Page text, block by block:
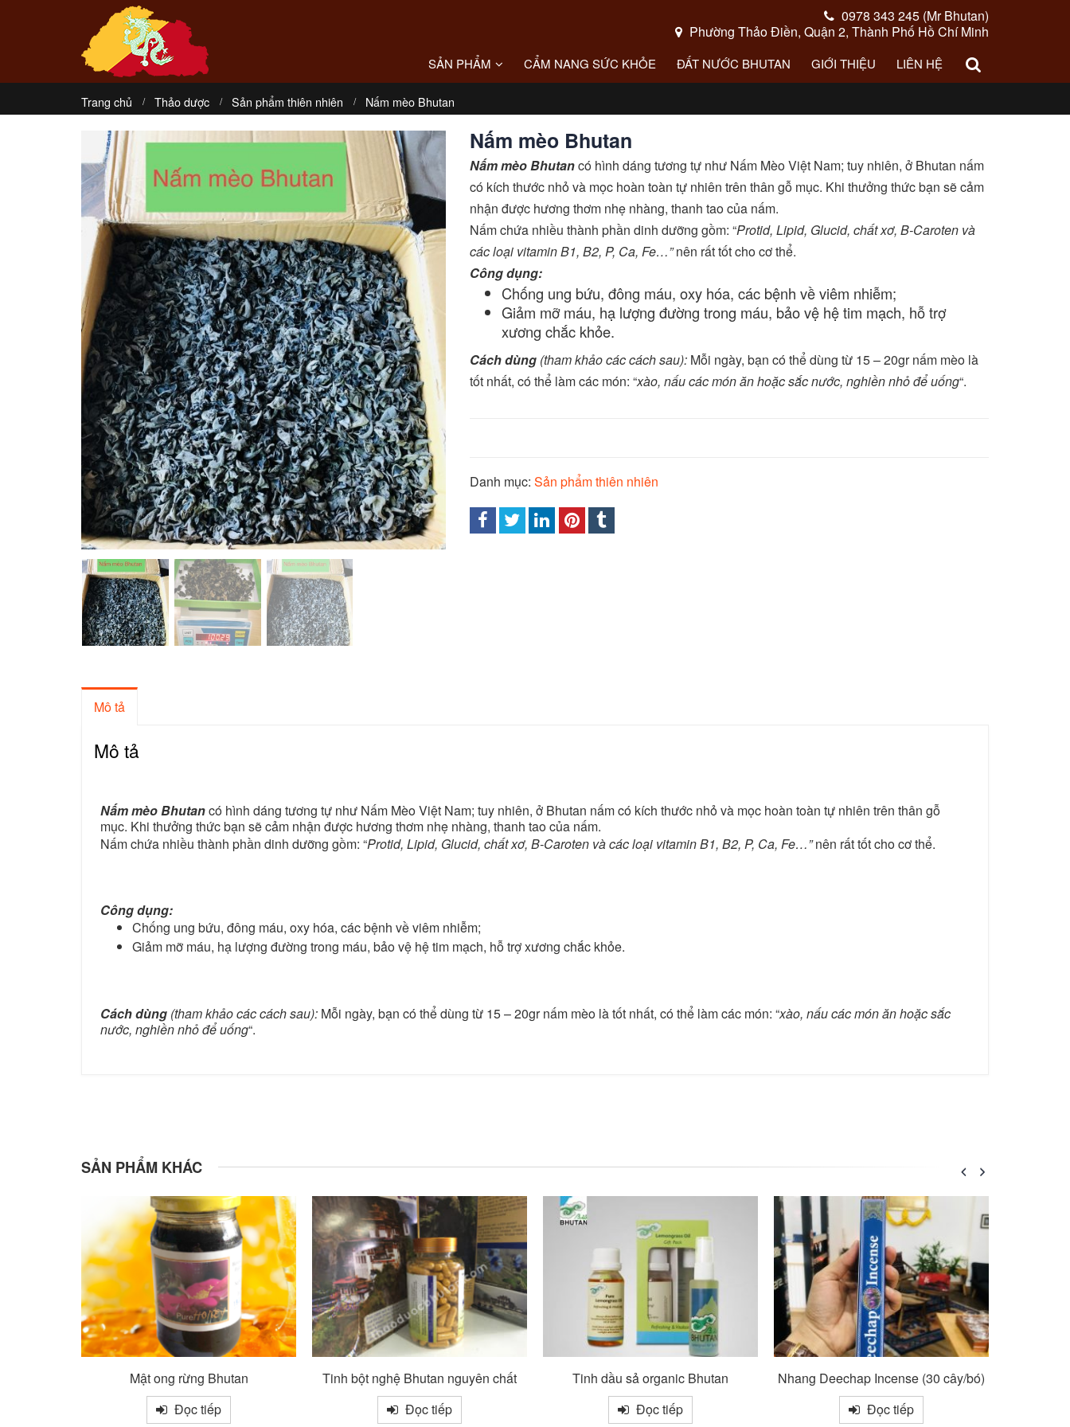
0978 343 245 (Mr Bhutan)
Phường Thảo Điền, Quận 2, Thành Phố Hồ Chí Minh
SẢN PHẨM CẨM NANG SỨC KHỎE ĐẤT NƯỚC BHUTAN GIỚI THIỆU LIÊN HỆ
Trang chủ Thảo dược Sản phẩm thiên nhiên Nấm mèo Bhutan
Nấm mèo Bhutan
Nấm mèo Bhutancó hình dáng tương tự như Nấm Mèo Việt Nam; tuy nhiên, ở Bhutan nấm
có kích thước nhỏ và mọc hoàn toàn tự nhiên trên thân gỗ mục. Khi thưởng thức bạn sẽ cảm
nhận được hương thơm nhẹ nhàng, thanh tao của nấm.
Nấm chứa nhiều thành phần dinh dưỡng gồm: “Protid, Lipid, Glucid, chất xơ, B-Caroten và
các loại vitamin B1, B2, P, Ca, Fe…”nên rất tốt cho cơ thể.
Công dụng:
Chống ung bứu, đông máu, oxy hóa, các bệnh về viêm nhiễm;
Giảm mỡ máu, hạ lượng đường trong máu, bảo vệ hệ tim mạch, hỗ trợ
xương chắc khỏe.
Cách dùng (tham khảo các cách sau): Mỗi ngày, bạn có thể dùng từ 15 – 20gr nấm mèo là
tốt nhất, có thể làm các món: “xào, nấu các món ăn hoặc sắc nước, nghiền nhỏ để uống“.
Danh mục: Sản phẩm thiên nhiên
Mô tả
Mô tả
Nấm mèo Bhutancó hình dáng tương tự như Nấm Mèo Việt Nam; tuy nhiên, ở Bhutan nấm có kích thước nhỏ và mọc hoàn toàn tự nhiên trên thân gỗ
mục. Khi thưởng thức bạn sẽ cảm nhận được hương thơm nhẹ nhàng, thanh tao của nấm.
Nấm chứa nhiều thành phần dinh dưỡng gồm: “Protid, Lipid, Glucid, chất xơ, B-Caroten và các loại vitamin B1, B2, P, Ca, Fe…”nên rất tốt cho cơ thể.
Công dụng:
Chống ung bứu, đông máu, oxy hóa, các bệnh về viêm nhiễm;
Giảm mỡ máu, hạ lượng đường trong máu, bảo vệ hệ tim mạch, hỗ trợ xương chắc khỏe.
Cách dùng (tham khảo các cách sau): Mỗi ngày, bạn có thể dùng từ 15 – 20gr nấm mèo là tốt nhất, có thể làm các món: “xào, nấu các món ăn hoặc sắc
nước, nghiền nhỏ để uống“.
SẢN PHẨM KHÁC
Tinh bột nghệ Bhutan nguyên chất
Đọc tiếp
Tinh dầu sả organic Bhutan
Đọc tiếp
Nhang Deechap Incense (30 cây/bó)
Đọc tiếp
Nhang đốt xông
Đọc tiếp